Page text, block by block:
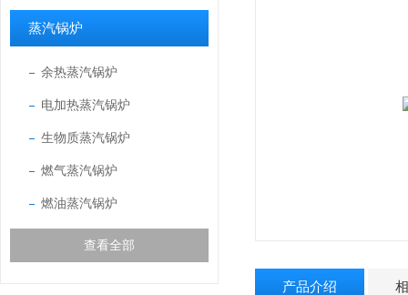
蒸汽锅炉
余热蒸汽锅炉
电加热蒸汽锅炉
生物质蒸汽锅炉
燃气蒸汽锅炉
燃油蒸汽锅炉
查看全部
产品介绍